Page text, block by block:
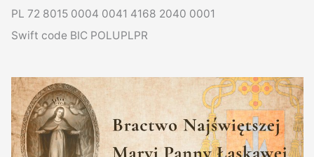
PL 72 8015 0004 0041 4168 2040 0001
Swift code BIC POLUPLPR